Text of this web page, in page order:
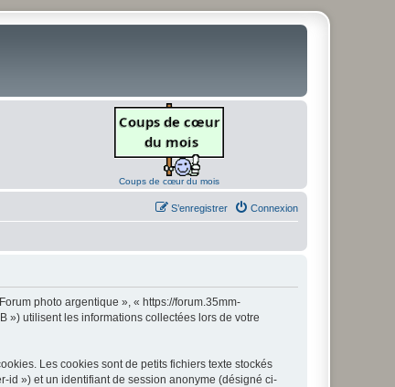
Coups de cœur du mois
Connexion
S’enregistrer
photo argentique », « https://forum.35mm-
») utilisent les informations collectées lors de votre
Les cookies sont de petits fichiers texte stockés
id ») et un identifiant de session anonyme (désigné ci-